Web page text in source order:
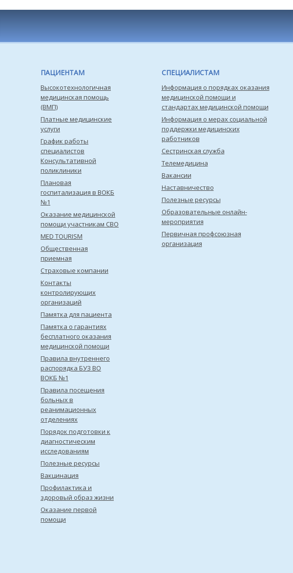
ПАЦИЕНТАМ
Высокотехнологичная
медицинская помощь
(ВМП)
Платные медицинские
услуги
График работы
специалистов
Консультативной
поликлиники
Плановая
госпитализация в ВОКБ
№1
Оказание медицинской
помощи участникам СВО
MED TOURISM
Общественная
приемная
Страховые компании
Контакты
контролирующих
организаций
Памятка для пациента
Памятка о гарантиях
бесплатного оказания
медицинской помощи
Правила внутреннего
распорядка БУЗ ВО
ВОКБ №1
Правила посещения
больных в
реанимационных
отделениях
Порядок подготовки к
диагностическим
исследованиям
Полезные ресурсы
Вакцинация
Профилактика и
здоровый образ жизни
Оказание первой
помощи
СПЕЦИАЛИСТАМ
Информация о порядках оказания
медицинской помощи и
стандартах медицинской помощи
Информация о мерах социальной
поддержки медицинских
работников
Сестринская служба
Телемедицина
Вакансии
Наставничество
Полезные ресурсы
Образовательные онлайн-
мероприятия
Первичная профсоюзная
организация